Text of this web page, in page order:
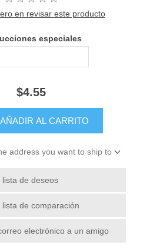
en revisar este producto
especiales
$4.55
address you want to ship to